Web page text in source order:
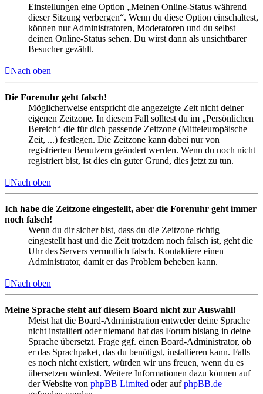
Einstellungen eine Option „Meinen Online-Status während
dieser Sitzung verbergen“. Wenn du diese Option einschaltest,
können nur Administratoren, Moderatoren und du selbst
deinen Online-Status sehen. Du wirst dann als unsichtbarer
Besucher gezählt.
Nach oben
Die Forenuhr geht falsch!
Möglicherweise entspricht die angezeigte Zeit nicht deiner
eigenen Zeitzone. In diesem Fall solltest du im „Persönlichen
Bereich“ die für dich passende Zeitzone (Mitteleuropäische
Zeit, ...) festlegen. Die Zeitzone kann dabei nur von
registrierten Benutzern geändert werden. Wenn du noch nicht
registriert bist, ist dies ein guter Grund, dies jetzt zu tun.
Nach oben
Ich habe die Zeitzone eingestellt, aber die Forenuhr geht immer
noch falsch!
Wenn du dir sicher bist, dass du die Zeitzone richtig
eingestellt hast und die Zeit trotzdem noch falsch ist, geht die
Uhr des Servers vermutlich falsch. Kontaktiere einen
Administrator, damit er das Problem beheben kann.
Nach oben
Meine Sprache steht auf diesem Board nicht zur Auswahl!
Meist hat die Board-Administration entweder deine Sprache
nicht installiert oder niemand hat das Forum bislang in deine
Sprache übersetzt. Frage ggf. einen Board-Administrator, ob
er das Sprachpaket, das du benötigst, installieren kann. Falls
es noch nicht existiert, würden wir uns freuen, wenn du es
übersetzen würdest. Weitere Informationen dazu können auf
der Website von phpBB Limited oder aufphpBB.de